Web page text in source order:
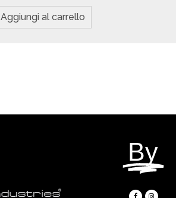
Aggiungi al carrello
By